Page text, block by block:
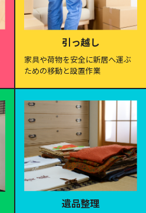
引っ越し
家具や荷物を安全に新居へ運ぶ
ための移動と設置作業
遺品整理